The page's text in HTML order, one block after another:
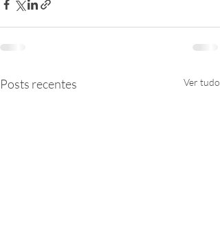
Posts recentes Ver tudo